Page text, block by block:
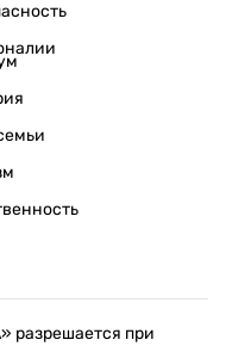
разрешается при